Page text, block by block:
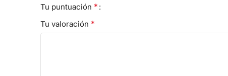
Tu puntuación *
Tu valoración *